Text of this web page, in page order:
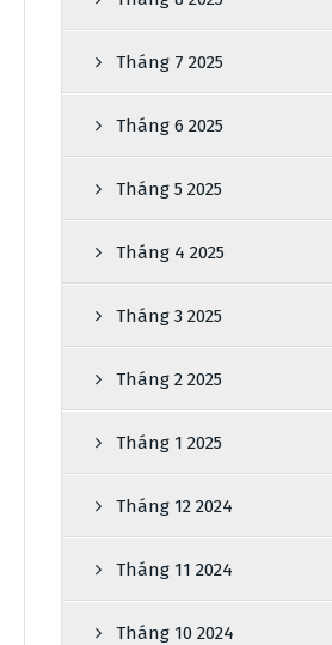
Tháng 7 2025
Tháng 6 2025
Tháng 5 2025
Tháng 4 2025
Tháng 3 2025
Tháng 2 2025
Tháng 1 2025
Tháng 12 2024
Tháng 11 2024
Tháng 10 2024